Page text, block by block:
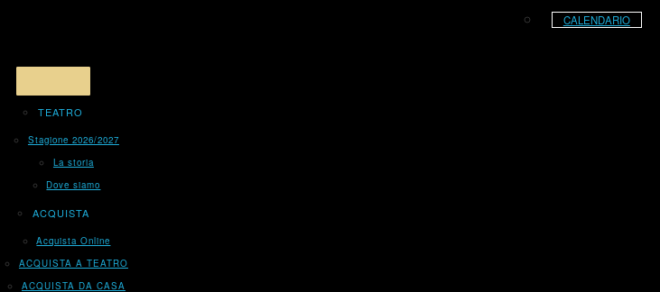
CALENDARIO
TEATRO
Stagione 2026/2027
La storia
Dove siamo
ACQUISTA
Acquista Online
ACQUISTA A TEATRO
ACQUISTA DA CASA